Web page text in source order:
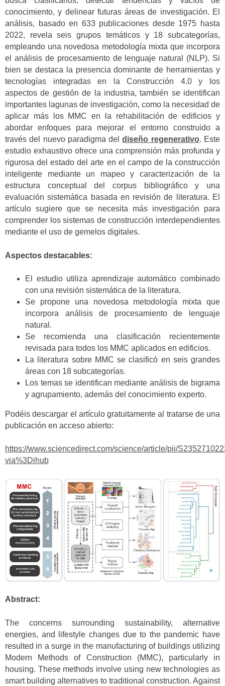
conocimiento, y delinear futuras áreas de investigación. El
análisis, basado en 633 publicaciones desde 1975 hasta
2022, revela seis grupos temáticos y 18 subcategorías,
empleando una novedosa metodología mixta que incorpora
el análisis de procesamiento de lenguaje natural (NLP). Si
bien se destaca la presencia dominante de herramientas y
tecnologías integradas en la Construcción 4.0 y los
aspectos de gestión de la industria, también se identifican
importantes lagunas de investigación, como la necesidad de
aplicar más los MMC en la rehabilitación de edificios y
abordar enfoques para mejorar el entorno construido a
través del nuevo paradigma deldiseño regenerativo. Este
estudio exhaustivo ofrece una comprensión más profunda y
rigurosa del estado del arte en el campo de la construcción
inteligente mediante un mapeo y caracterización de la
estructura conceptual del corpus bibliográfico y una
evaluación sistemática basada en revisión de literatura. El
artículo sugiere que se necesita más investigación para
comprender los sistemas de construcción interdependientes
mediante el uso de gemelos digitales.
Aspectos destacables:
El estudio utiliza aprendizaje automático combinado
con una revisión sistemática de la literatura.
Se propone una novedosa metodología mixta que
incorpora análisis de procesamiento de lenguaje
natural.
Se recomienda una clasificación recientemente
revisada para todos los MMC aplicados en edificios.
La literatura sobre MMC se clasificó en seis grandes
áreas con 18 subcategorías.
Los temas se identifican mediante análisis de bigrama
y agrupamiento, además del conocimiento experto.
Podéis descargar el artículo gratuitamente al tratarse de una
publicación en acceso abierto:
https://www.sciencedirect.com/science/article/pii/
via%3Dihub
Abstract:
The concerns surrounding sustainability, alternative
energies, and lifestyle changes due to the pandemic have
resulted in a surge in the manufacturing of buildings utilizing
Modern Methods of Construction (MMC), particularly in
housing. These methods involve using new technologies as
smart building alternatives to traditional construction. Against